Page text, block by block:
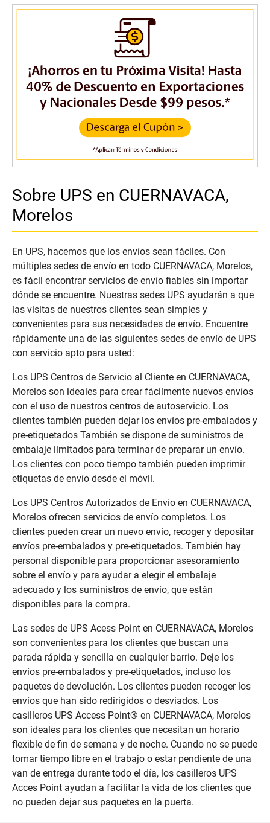
Sobre UPS en CUERNAVACA,
Morelos
En UPS, hacemos que los envíos sean fáciles. Con
múltiples sedes de envío en todo CUERNAVACA, Morelos,
es fácil encontrar servicios de envío fiables sin importar
dónde se encuentre. Nuestras sedes UPS ayudarán a que
las visitas de nuestros clientes sean simples y
convenientes para sus necesidades de envío. Encuentre
rápidamente una de las siguientes sedes de envío de UPS
con servicio apto para usted:
Los UPS Centros de Servicio al Cliente en CUERNAVACA,
Morelos son ideales para crear fácilmente nuevos envíos
con el uso de nuestros centros de autoservicio. Los
clientes también pueden dejar los envíos pre-embalados y
pre-etiquetados También se dispone de suministros de
embalaje limitados para terminar de preparar un envío.
Los clientes con poco tiempo también pueden imprimir
etiquetas de envío desde el móvil.
Los UPS Centros Autorizados de Envío en CUERNAVACA,
Morelos ofrecen servicios de envío completos. Los
clientes pueden crear un nuevo envío, recoger y depositar
envíos pre-embalados y pre-etiquetados. También hay
personal disponible para proporcionar asesoramiento
sobre el envío y para ayudar a elegir el embalaje
adecuado y los suministros de envío, que están
disponibles para la compra.
Las sedes de UPS Acess Point en CUERNAVACA, Morelos
son convenientes para los clientes que buscan una
parada rápida y sencilla en cualquier barrio. Deje los
envíos pre-embalados y pre-etiquetados, incluso los
paquetes de devolución. Los clientes pueden recoger los
envíos que han sido redirigidos o desviados. Los
casilleros UPS Access Point® en CUERNAVACA, Morelos
son ideales para los clientes que necesitan un horario
flexible de fin de semana y de noche. Cuando no se puede
tomar tiempo libre en el trabajo o estar pendiente de una
van de entrega durante todo el día, los casilleros UPS
Acces Point ayudan a facilitar la vida de los clientes que
no pueden dejar sus paquetes en la puerta.